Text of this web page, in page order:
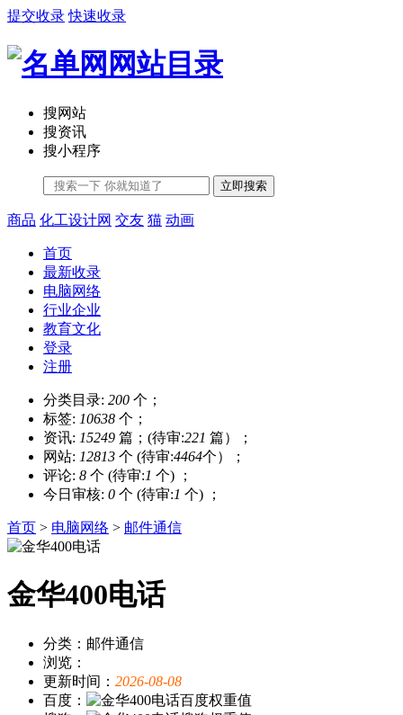
提交收录 快速收录
搜网站
搜资讯
搜小程序
立即搜索
商品 化工设计网 交友 猫 动画
首页
最新收录
电脑网络
行业企业
教育文化
登录
注册
分类目录: 200 个；
标签: 10638 个；
资讯: 15249 篇；(待审:221 篇）；
网站: 12813 个 (待审:4464个）；
评论: 8 个 (待审:1 个) ；
今日审核: 0 个 (待审:1 个) ；
首页 > 电脑网络 > 邮件通信
金华400电话
分类：邮件通信
浏览：
更新时间： 2026-08-08
百度：